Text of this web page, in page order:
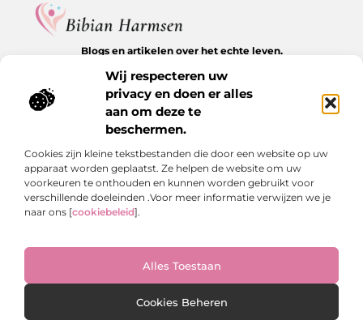
Wij respecteren uw
privacy en doen er alles
aan om deze te
beschermen.
Cookies zijn kleine tekstbestanden die door een website op uw
apparaat worden geplaatst. Ze helpen de website om uw
voorkeuren te onthouden en kunnen worden gebruikt voor
verschillende doeleinden .Voor meer informatie verwijzen we je
naar ons [cookiebeleid].
Alles Toestaan
Cookies Beheren
Blogs en artikelen over het echte leven.
waardevolle inzichten op BibianHarmsen.nl.
Bericht categorie
Onze informatie
Cookiebeleid (EU)
@2025 www.bibianharmsen.nl. All Right Reserved.